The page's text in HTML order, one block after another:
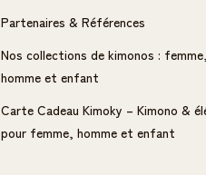
Partenaires & Références
Nos collections de kimonos : femme,
homme et enfant
Carte Cadeau Kimoky – Kimono &
pour femme, homme et enfant